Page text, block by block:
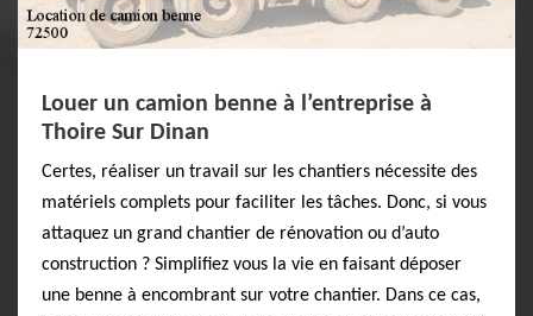
Louer un camion benne à l’entreprise à
Thoire Sur Dinan
Certes, réaliser un travail sur les chantiers nécessite des
matériels complets pour faciliter les tâches. Donc, si vous
attaquez un grand chantier de rénovation ou d’auto
construction ? Simplifiez vous la vie en faisant déposer
une benne à encombrant sur votre chantier. Dans ce cas,